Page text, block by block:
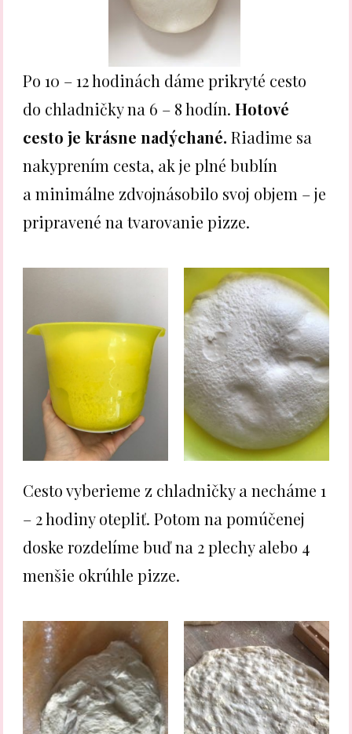
Po 10 – 12 hodinách dáme prikryté cesto
do chladničky na 6 – 8 hodín.Hotové
cesto je krásne nadýchané.Riadime sa
nakyprením cesta, ak je plné bublín
a minimálne zdvojnásobilo svoj objem – je
pripravené na tvarovanie pizze.
Cesto vyberieme z chladničky a necháme 1
– 2 hodiny otepliť. Potom na pomúčenej
doske rozdelíme buď na 2 plechy alebo 4
menšie okrúhle pizze.